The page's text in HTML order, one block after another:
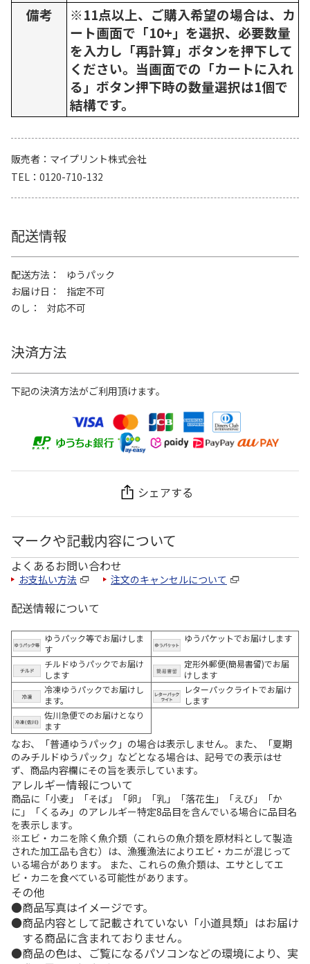
備考
※11点以上、ご購入希望の場合は、カ
ート画面で「10+」を選択、必要数量
を入力し「再計算」ボタンを押下して
ください。当画面での「カートに入れ
る」ボタン押下時の数量選択は1個で
結構です。
販売者
マイプリント株式会社
TEL
0120-710-132
配送情報
配送方法
ゆうパック
お届け日
指定不可
のし
対応不可
決済方法
下記の決済方法がご利用頂けます。
シェアする
マークや記載内容について
よくあるお問い合わせ
お支払い方法 注文のキャンセルについて
配送情報について
ゆうパック等でお届けしま
す
ゆうパケットでお届けします
チルドゆうパックでお届け
します
定形外郵便(簡易書留)でお届
けします
冷凍ゆうパックでお届けし
ます。
レターパックライトでお届け
します
佐川急便でのお届けとなり
ます
なお、「普通ゆうパック」の場合は表示しません。また、「夏期
のみチルドゆうパック」などとなる場合は、記号での表示はせ
ず、商品内容欄にその旨を表示しています。
アレルギー情報について
商品に「小麦」「そば」「卵」「乳」「落花生」「えび」「か
に」「くるみ」のアレルギー特定8品目を含んでいる場合に品目名
を表示します。
※エビ・カニを除く魚介類（これらの魚介類を原材料として製造
された加工品も含む）は、漁獲漁法によりエビ・カニが混じって
いる場合があります。 また、これらの魚介類は、エサとしてエ
ビ・カニを食べている可能性があります。
その他
商品写真はイメージです。
商品内容として記載されていない「小道具類」はお届け
する商品に含まれておりません。
商品の色は、ご覧になるパソコンなどの環境により、実